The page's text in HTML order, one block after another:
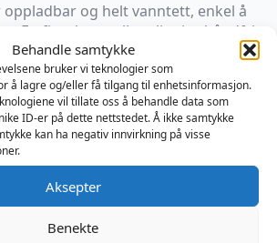
Behandle samtykke
bruker vi teknologier som
å lagre og/eller få tilgang til enhetsinformasjon.
vil tillate oss å behandle data som
ID-er på dette nettstedet. Å ikke samtykke
kan ha negativ innvirkning på visse
Aksepter
Benekte
oppladbar og helt vanntett, enkel å
En fjernkontroll muliggjør håndfri
noe som gjør den praktisk
en del av en vanlig
og sprøytealternativer
silikondyse
vanntett (IPX7)
600 ml for kontinuerlig strømning
håndfri betjening